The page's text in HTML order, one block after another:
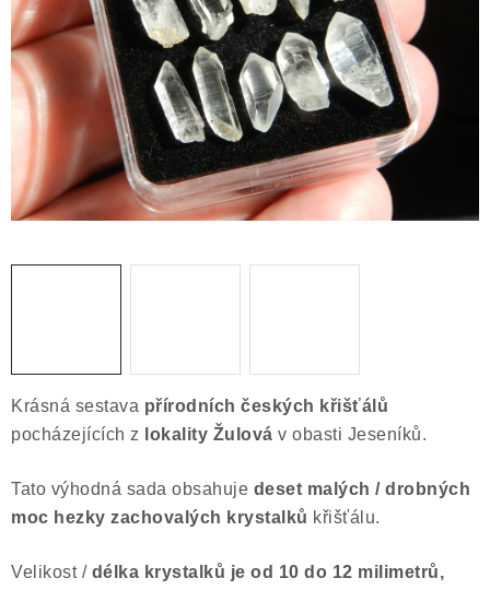
ČLÁNKY
NALEZIŠTĚ
NÁŠ PŘÍBĚH
VIDEOGALERIE
Výkup minerálů a drahých kamenů
Formulář pro odstoupení od smlouvy
Poučení o právu na odstoupení od smlouvy
Krásná sestava přírodních českých křišťálů
pocházejících z lokality Žulová v obasti Jeseníků.
Tato výhodná sada obsahuje deset malých / drobných
moc hezky zachovalých krystalků křišťálu.
Velikost / délka krystalků je od 10 do 12 milimetrů,